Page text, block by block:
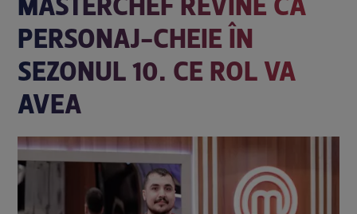
PERSONAJ-CHEIE ÎN
SEZONUL 10. CE ROL VA
AVEA